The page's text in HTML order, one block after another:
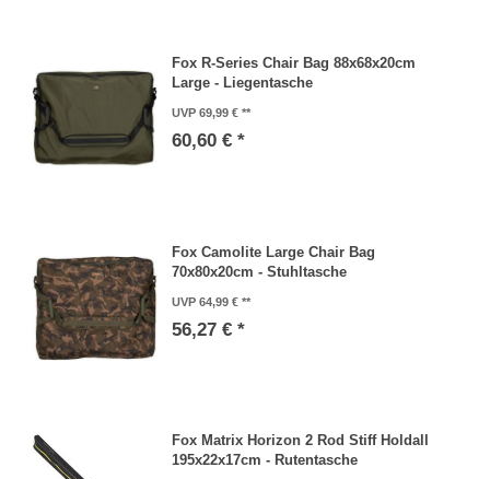
Fox R-Series Chair Bag 88x68x20cm
Large - Liegentasche
UVP 69,99 €
60,60 € *
Fox Camolite Large Chair Bag
70x80x20cm - Stuhltasche
UVP 64,99 €
56,27 € *
Fox Matrix Horizon 2 Rod Stiff Holdall
195x22x17cm - Rutentasche